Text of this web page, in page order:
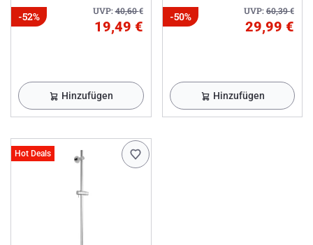
UVP:40,60€
-52%
19,49 €
Hinzufügen
UVP:60,39€
-50%
29,99 €
Hinzufügen
Hot Deals